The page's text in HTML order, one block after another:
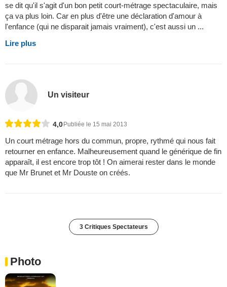
se dit qu'il s'agit d'un bon petit court-métrage spectaculaire, mais
ça va plus loin. Car en plus d'être une déclaration d'amour à
l'enfance (qui ne disparait jamais vraiment), c'est aussi un ...
Lire plus
Un visiteur
4,0 Publiée le 15 mai 2013
Un court métrage hors du commun, propre, rythmé qui nous fait
retourner en enfance. Malheureusement quand le générique de fin
apparaît, il est encore trop tôt ! On aimerai rester dans le monde
que Mr Brunet et Mr Douste on créés.
3 Critiques Spectateurs
Photo